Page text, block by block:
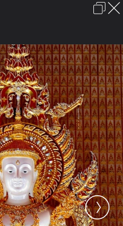
เข้าสู่ระบบหรือลงทะเบียน
ooic พุทธานุสติ
มีอะไรใหม่ รูปภาพ
แท็ก ...
ช่วยเหลือ